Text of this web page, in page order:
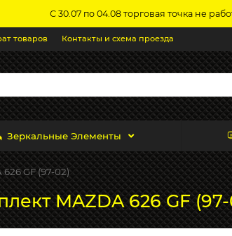
С 30.07 по 04.08 торговая точка не
товаров Контакты и схема проезда
Зеркальные Элементы
GF (97-02)
MAZDA 626 GF